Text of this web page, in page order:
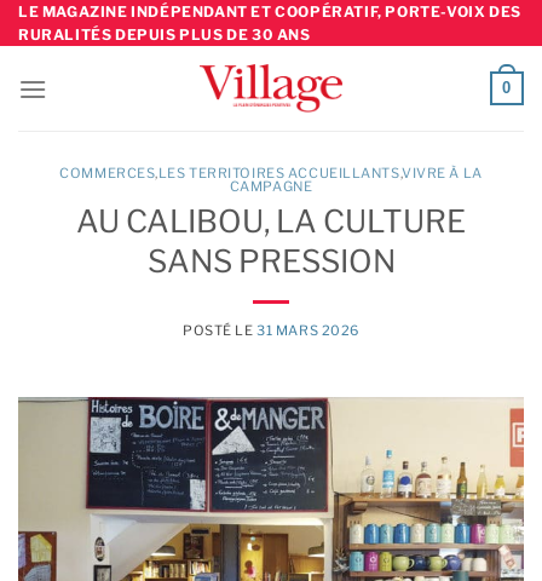
Skip
to
LE MAGAZINE INDÉPENDANT ET COOPÉRATIF, PORTE-VOIX DES
RURALITÉS DEPUIS PLUS DE 30 ANS
0
COMMERCES,LES TERRITOIRES ACCUEILLANTS,VIVRE À LA
CAMPAGNE
AU CALIBOU, LA CULTURE
SANS PRESSION
POSTÉ LE31 MARS 2026